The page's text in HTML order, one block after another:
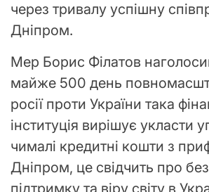
через тривалу успішну
Дніпром.
Мер Борис Філатов
майже 500 день
росії проти України така
інституція вирішує укласти
чималі кредитні кошти з
Дніпром, це свідчить про
підтримку та віру світу в